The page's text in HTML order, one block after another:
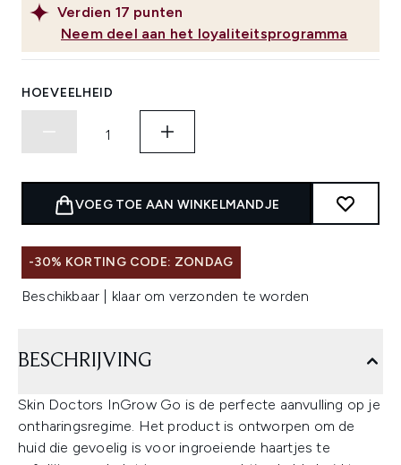
Verdien 17 punten
Neem deel aan het loyaliteitsprogramma
HOEVEELHEID
VOEG TOE AAN WINKELMANDJE
-30% KORTING CODE: ZONDAG
Beschikbaar | klaar om verzonden te worden
BESCHRIJVING
Skin Doctors InGrow Go is de perfecte aanvulling op je
ontharingsregime. Het product is ontworpen om de
huid die gevoelig is voor ingroeiende haartjes te